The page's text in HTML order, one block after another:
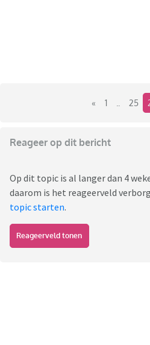
« 1 .. 25
Reageer op dit bericht
Op dit topic is al langer dan 4
daarom is het reageerveld
topic starten.
Reageerveld tonen